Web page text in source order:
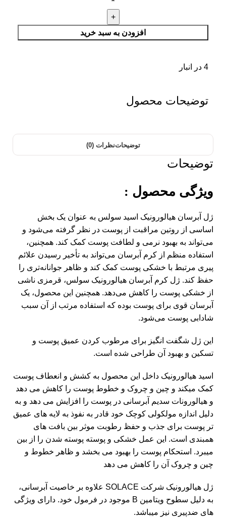
افزودن به سبد خرید
4 در انبار
توضیحات محصول
توضیحاتنظرات (0)
توضیحات
ویژگی محصول :
ژل آبرسان هیالورونیک اسید سولس به عنوان یک بخش
اساسی از روتین مراقبت از پوست در نظر گرفته می‌شود و
می‌تواند به بهبود نرمی و لطافت پوست کمک کند. همچنین،
استفاده منظم از کرم آبرسان می‌تواند به تأخیر رسیدن علائم
پیری مرتبط با خشکی پوست کمک کند و ظاهر جوانانه‌تری را
حفظ کند. ژل کرم آبرسان هیالورونیک سولس، قرمزی ناشی
از خشکی پوست را کاهش می‌دهد. همچنین این محصول، یک
آبرسان قوی برای پوست بوده که استفاده مرتب از آن سبب
شادابی پوست می‌شود.
این ژل شگفت انگیز برای مرطوب کردن عمیق پوست و
تسکین و بهبود آن طراحی شده است.
اسید هیالورونیک داخل این محصول به کشش و انعطاف پوست
کمک میکند و چین و چروک و خطوط پوست را کاهش می دهد
و هیالورونات سدیم آبرسانی در پوست را افزایش می دهد و به
دلیل اندازه مولکولی کوچک خود قادر به نفوذ به لایه های عمیق
تر پوست برای جذب و حفظ رطوبت موثر بین بافت های
همبندی است. این عمل خشکی و پوسته پوسته شدن را از بین
میبرد. استحکام پوست را بهبود می بخشد و ظاهر خطوط و
چین و چروک آن را کاهش می دهد
ژل هیالورونیک شرکت SOLACE علاوه بر خاصیت آبرسانی،
به دلیل سطوح ویتامین B موجود در فرمول خود. دارای ویژگی
های ضدپیری نیز میباشد.